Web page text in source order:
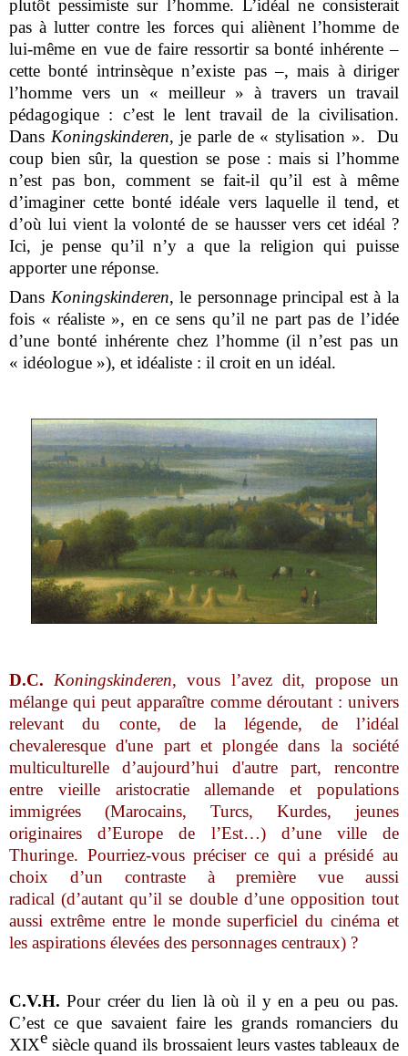
plutôt pessimiste sur l’homme. L’idéal ne consisterait
pas à lutter contre les forces qui aliènent l’homme de
lui-même en vue de faire ressortir sa bonté inhérente –
cette bonté intrinsèque n’existe pas –, mais à diriger
l’homme vers un « meilleur » à travers un travail
pédagogique : c’est le lent travail de la civilisation.
Dans Koningskinderen, je parle de « stylisation ».
Du
coup bien sûr, la question se pose : mais si l’homme
n’est pas bon, comment se fait-il qu’il est à même
d’imaginer cette bonté idéale vers laquelle il tend, et
d’où lui vient la volonté de se hausser vers cet idéal ?
Ici, je pense qu’il n’y a que la religion qui puisse
apporter une réponse.
Dans Koningskinderen, le personnage principal est à la
fois « réaliste », en ce sens qu’il ne part pas de l’idée
d’une bonté inhérente chez l’homme (il n’est pas un
« idéologue »), et idéaliste : il croit en un idéal.
D.C. Koningskinderen, vous l’avez dit, propose un
mélange qui peut apparaître comme déroutant : univers
relevant du conte, de la légende, de l’idéal
chevaleresque d'une part et plongée dans la société
multiculturelle d’aujourd’hui d'autre part, rencontre
entre vieille aristocratie allemande et populations
immigrées (Marocains, Turcs, Kurdes, jeunes
originaires d’Europe de l’Est…) d’une ville de
Thuringe. Pourriez-vous préciser ce qui a présidé au
choix d’un contraste à première vue aussi
radical (d’autant qu’il se double d’une opposition tout
aussi extrême entre le monde superficiel du cinéma et
les aspirations élevées des personnages centraux) ?
C.V.H. Pour créer du lien là où il y en a peu ou pas.
C’est ce que savaient faire les grands romanciers du
XIXe siècle quand ils brossaient leurs vastes tableaux de